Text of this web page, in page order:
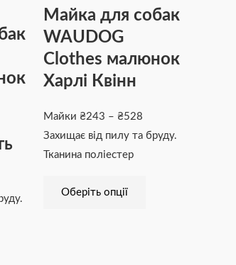
Майка для собак
WAUDOG
Clothes малюнок
Харлі Квінн
Майки₴243 – ₴528
до
Захищає від пилу та бруду.
Тканина поліестер
Оберіть опції
варіантів.
можна
товару